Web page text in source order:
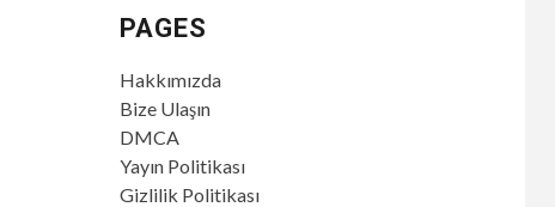
PAGES
Hakkımızda
Bize Ulaşın
DMCA
Yayın Politikası
Gizlilik Politikası